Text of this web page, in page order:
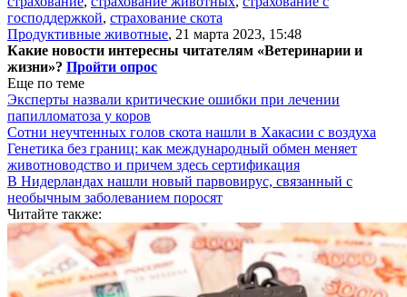
господдержкой, страхование скота
Продуктивные животные, 21 марта 2023, 15:48
Какие новости интересны читателям «Ветеринарии и
жизни»? Пройти опрос
Еще по теме
Эксперты назвали критические ошибки при лечении
папилломатоза у коров
Сотни неучтенных голов скота нашли в Хакасии с воздуха
Генетика без границ: как международный обмен меняет
животноводство и причем здесь сертификация
В Нидерландах нашли новый парвовирус, связанный с
необычным заболеванием поросят
Читайте также: